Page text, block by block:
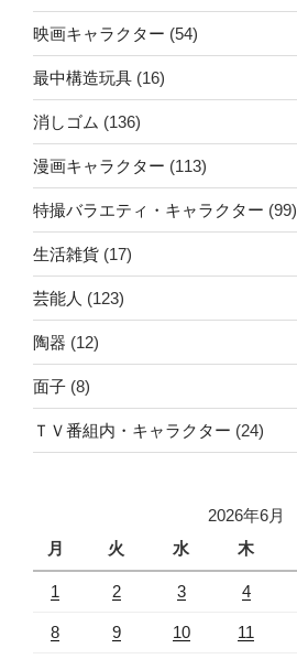
映画キャラクター (54)
最中構造玩具 (16)
消しゴム (136)
漫画キャラクター (113)
特撮バラエティ・キャラクター (99)
生活雑貨 (17)
芸能人 (123)
陶器 (12)
面子 (8)
ＴＶ番組内・キャラクター (24)
2026年6月
月
火 水 木
1 2 3 4
8 9 10 11